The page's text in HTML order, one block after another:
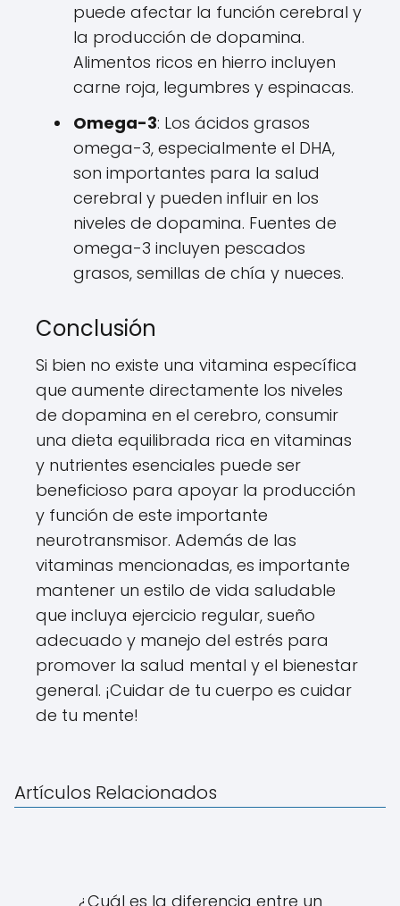
puede afectar la función cerebral y
la producción de dopamina.
Alimentos ricos en hierro incluyen
carne roja, legumbres y espinacas.
Omega-3: Los ácidos grasos
omega-3, especialmente el DHA,
son importantes para la salud
cerebral y pueden influir en los
niveles de dopamina. Fuentes de
omega-3 incluyen pescados
grasos, semillas de chía y nueces.
Conclusión
Si bien no existe una vitamina específica
que aumente directamente los niveles
de dopamina en el cerebro, consumir
una dieta equilibrada rica en vitaminas
y nutrientes esenciales puede ser
beneficioso para apoyar la producción
y función de este importante
neurotransmisor. Además de las
vitaminas mencionadas, es importante
mantener un estilo de vida saludable
que incluya ejercicio regular, sueño
adecuado y manejo del estrés para
promover la salud mental y el bienestar
general. ¡Cuidar de tu cuerpo es cuidar
de tu mente!
Artículos Relacionados
¿Cuál es la diferencia entre un